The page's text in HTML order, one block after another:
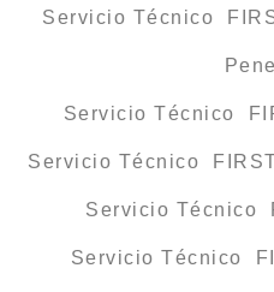
Servicio Técnico
Servicio Técnico
Servicio Técnico
Servicio Técnico
Servicio Técnico